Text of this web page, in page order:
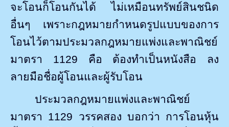
จะโอนก็โอนกันได้ ไม่เหมือนทรัพย์สินชนิด
อื่นๆ เพราะกฎหมายกำหนดรูปแบบของการ
โอนไว้ตามประมวลกฎหมายแพ่งและพาณิชย์
มาตรา 1129 คือ ต้องทำเป็นหนังสือ ลง
ลายมือชื่อผู้โอนและผู้รับโอน
ประมวลกฎหมายแพ่งและพาณิชย์
มาตรา 1129 วรรคสอง บอกว่า การโอนหุ้น